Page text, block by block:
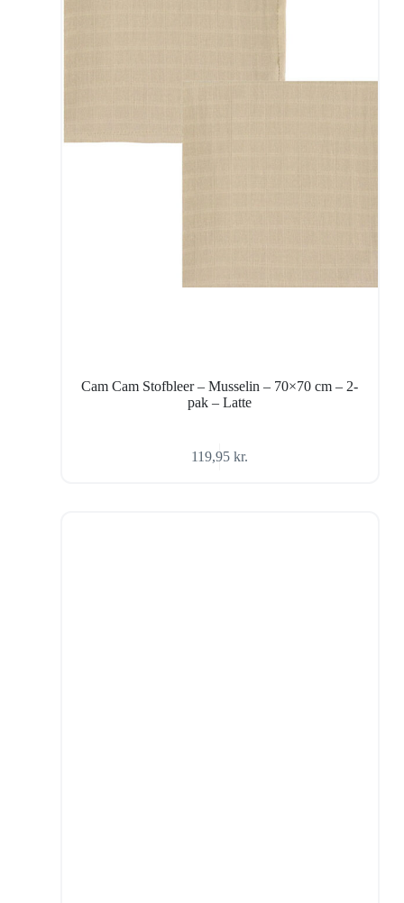
Cam Cam Stofbleer – Musselin – 70×70 cm – 2-
pak – Latte
119,95kr.